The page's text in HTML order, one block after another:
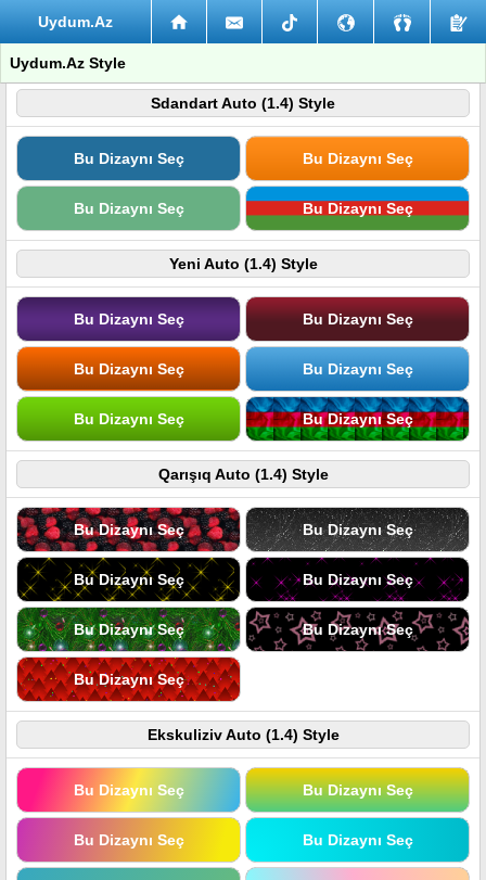
Uydum.Az
Uydum.Az Style
Sdandart Auto (1.4) Style
Bu Dizaynı Seç Bu Dizaynı Seç
Bu Dizaynı Seç Bu Dizaynı Seç
Yeni Auto (1.4) Style
Bu Dizaynı Seç Bu Dizaynı Seç
Bu Dizaynı Seç Bu Dizaynı Seç
Bu Dizaynı Seç Bu Dizaynı Seç
Qarışıq Auto (1.4) Style
Bu Dizaynı Seç Bu Dizaynı Seç
Bu Dizaynı Seç Bu Dizaynı Seç
Bu Dizaynı Seç Bu Dizaynı Seç
Bu Dizaynı Seç
Ekskuliziv Auto (1.4) Style
Bu Dizaynı Seç Bu Dizaynı Seç
Bu Dizaynı Seç Bu Dizaynı Seç